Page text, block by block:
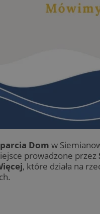
Dom w
prowadzone przez
, które działa na